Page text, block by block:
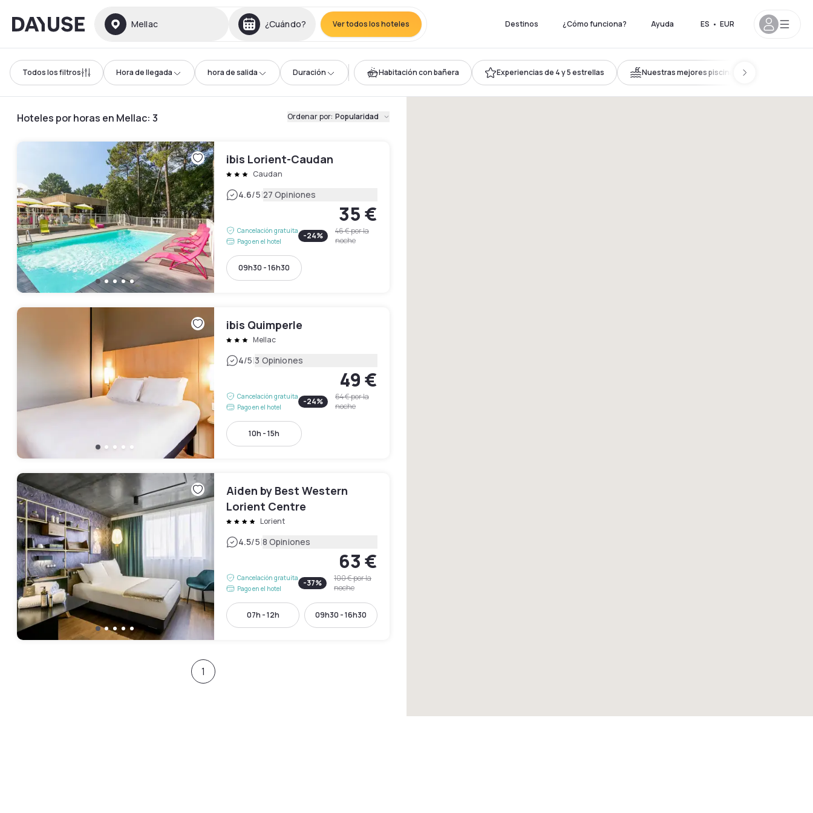
Dayuse Mellac ¿Cuándo? Ver todos los hoteles Destinos ¿Cómo funciona? Ayuda ES • EUR
Todos los filtros Hora de llegada hora de salida Duración Habitación con bañera Experiencias de 4 y 5 estrellas Nuestras mejores piscinas
Hoteles por horas en Mellac: 3 Ordenar por: Popularidad
ibis Lorient-Caudan
Caudan
4.6/5|27 Opiniones
Cancelación gratuita
Pago en el hotel
35 €
-24% 46 €por la
noche
09h30 - 16h30
ibis Quimperle
Mellac
4/5|3 Opiniones
Cancelación gratuita
Pago en el hotel
49 €
-24% 64 €por la
noche
10h - 15h
Aiden by Best Western
Lorient Centre
Lorient
4.5/5|8 Opiniones
Cancelación gratuita
Pago en el hotel
63 €
-37% 100 €por la
noche
07h - 12h 09h30 - 16h30
1